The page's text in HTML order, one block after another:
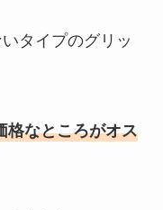
タイプのグリッ
格なところがオス